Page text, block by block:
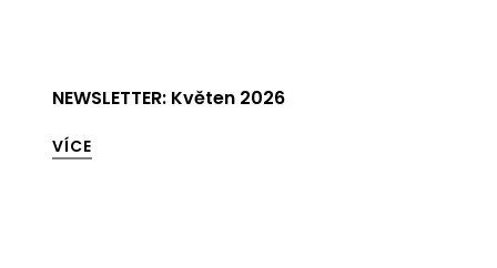
NEWSLETTER: Květen 2026
VÍCE